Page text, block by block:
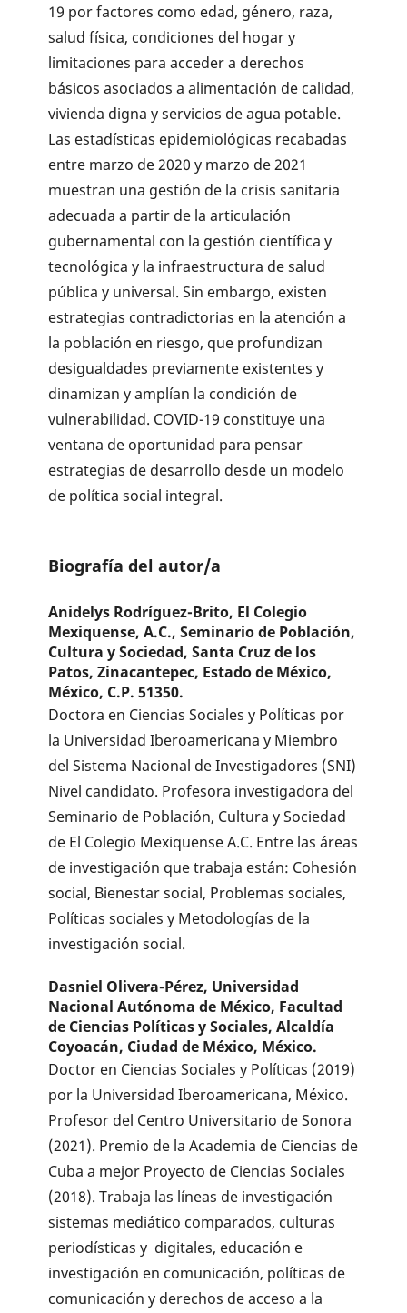
19 por factores como edad, género, raza,
salud física, condiciones del hogar y
limitaciones para acceder a derechos
básicos asociados a alimentación de calidad,
vivienda digna y servicios de agua potable.
Las estadísticas epidemiológicas recabadas
entre marzo de 2020 y marzo de 2021
muestran una gestión de la crisis sanitaria
adecuada a partir de la articulación
gubernamental con la gestión científica y
tecnológica y la infraestructura de salud
pública y universal. Sin embargo, existen
estrategias contradictorias en la atención a
la población en riesgo, que profundizan
desigualdades previamente existentes y
dinamizan y amplían la condición de
vulnerabilidad. COVID-19 constituye una
ventana de oportunidad para pensar
estrategias de desarrollo desde un modelo
de política social integral.
Biografía del autor/a
Anidelys Rodríguez-Brito, El Colegio
Mexiquense, A.C., Seminario de Población,
Cultura y Sociedad, Santa Cruz de los
Patos, Zinacantepec, Estado de México,
México, C.P. 51350.
Doctora en Ciencias Sociales y Políticas por
la Universidad Iberoamericana y Miembro
del Sistema Nacional de Investigadores (SNI)
Nivel candidato. Profesora investigadora del
Seminario de Población, Cultura y Sociedad
de El Colegio Mexiquense A.C. Entre las áreas
de investigación que trabaja están: Cohesión
social, Bienestar social, Problemas sociales,
Políticas sociales y Metodologías de la
investigación social.
Dasniel Olivera-Pérez, Universidad
Nacional Autónoma de México, Facultad
de Ciencias Políticas y Sociales, Alcaldía
Coyoacán, Ciudad de México, México.
Doctor en Ciencias Sociales y Políticas (2019)
por la Universidad Iberoamericana, México.
Profesor del Centro Universitario de Sonora
(2021). Premio de la Academia de Ciencias de
Cuba a mejor Proyecto de Ciencias Sociales
(2018). Trabaja las líneas de investigación
sistemas mediático comparados, culturas
periodísticas y digitales, educación e
investigación en comunicación, políticas de
comunicación y derechos de acceso a la